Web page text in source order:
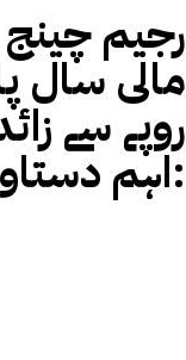
رجیم
روپے سے
:اہم